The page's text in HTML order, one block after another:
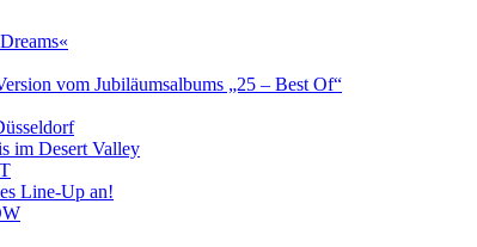
vom Jubiläumsalbums „25 – Best Of“
im Desert Valley
Line-Up an!